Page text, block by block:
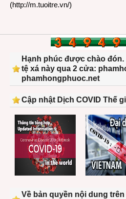
(http://m.tuoitre.vn/)
Hạnh phúc được chào
tệ xá này qua 2 cửa:
phamhongphuoc.net
Cập nhật Dịch COVID Thế
Về bản quyền nội dung